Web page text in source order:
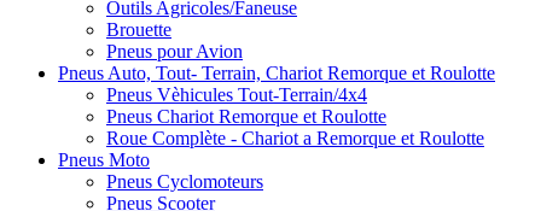
Outils Agricoles/Faneuse
Brouette
Pneus pour Avion
Pneus Auto, Tout- Terrain, Chariot Remorque et Roulotte
Pneus Vèhicules Tout-Terrain/4x4
Pneus Chariot Remorque et Roulotte
Roue Complète - Chariot a Remorque et Roulotte
Pneus Moto
Pneus Cyclomoteurs
Pneus Scooter